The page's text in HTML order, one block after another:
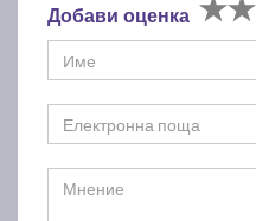
Добави оценка